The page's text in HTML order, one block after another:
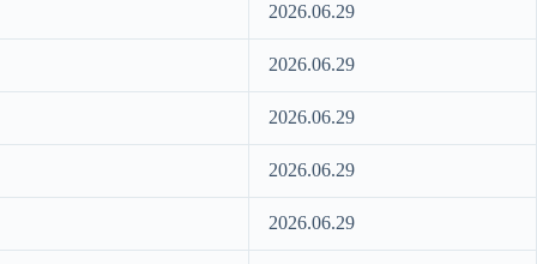
2026.06.29
2026.06.29
2026.06.29
2026.06.29
2026.06.29